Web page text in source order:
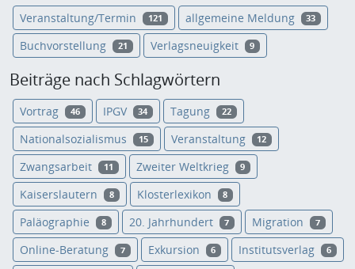
Veranstaltung/Termin 121 allgemeine Meldung 33
Buchvorstellung 21 Verlagsneuigkeit 9
Beiträge nach Schlagwörtern
Vortrag 46 IPGV 34 Tagung 22
Nationalsozialismus 15 Veranstaltung 12
Zwangsarbeit 11 Zweiter Weltkrieg 9
Kaiserslautern 8 Klosterlexikon 8
Paläographie 8 20. Jahrhundert 7 Migration 7
Online-Beratung 7 Exkursion 6 Institutsverlag 6